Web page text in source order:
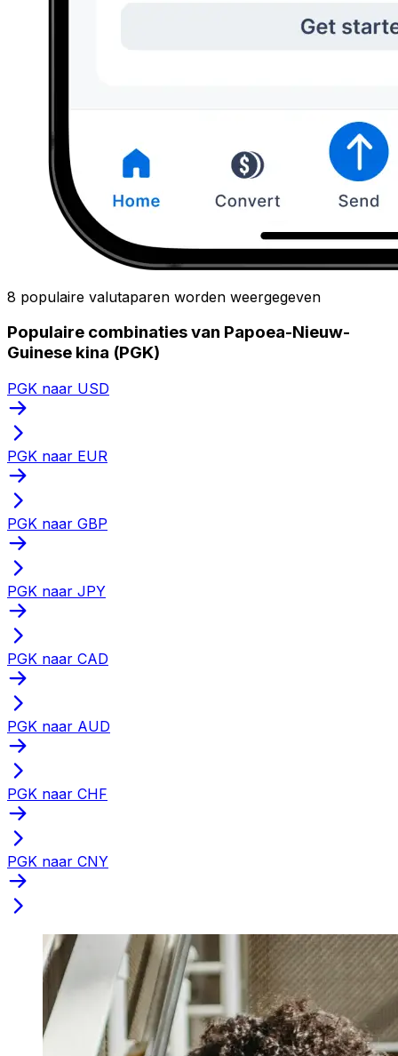
8 populaire valutaparen worden weergegeven
Populaire combinaties van Papoea-Nieuw-
Guinese kina (PGK)
PGK naar USD
PGK naar EUR
PGK naar GBP
PGK naar JPY
PGK naar CAD
PGK naar AUD
PGK naar CHF
PGK naar CNY